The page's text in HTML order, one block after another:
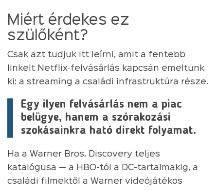
Miért érdekes ez
szülőként?
Csak azt tudjuk itt leírni, amit a fentebb
linkelt Netflix-felvásárlás kapcsán emeltünk
ki: a streaming a családi infrastruktúra része.
Egy ilyen felvásárlás nem a piac
belügye, hanem a szórakozási
szokásainkra ható direkt folyamat.
Ha a Warner Bros. Discovery teljes
katalógusa — a HBO-tól a DC-tartalmakig, a
családi filmektől a Warner videójátékos